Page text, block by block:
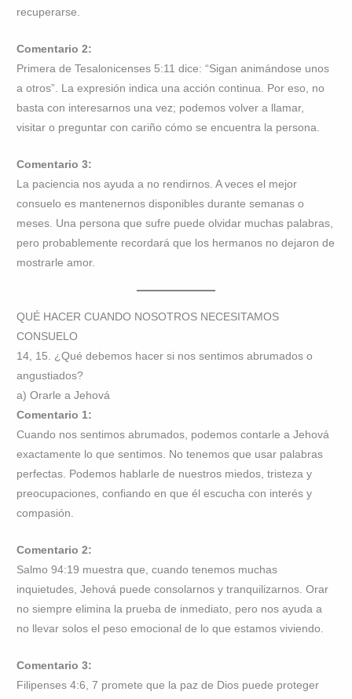
recuperarse.
Comentario 2:
Primera de Tesalonicenses 5:11 dice: “Sigan animándose unos
a otros”. La expresión indica una acción continua. Por eso, no
basta con interesarnos una vez; podemos volver a llamar,
visitar o preguntar con cariño cómo se encuentra la persona.
Comentario 3:
La paciencia nos ayuda a no rendirnos. A veces el mejor
consuelo es mantenernos disponibles durante semanas o
meses. Una persona que sufre puede olvidar muchas palabras,
pero probablemente recordará que los hermanos no dejaron de
mostrarle amor.
QUÉ HACER CUANDO NOSOTROS NECESITAMOS
CONSUELO
14, 15. ¿Qué debemos hacer si nos sentimos abrumados o
angustiados?
a) Orarle a Jehová
Comentario 1:
Cuando nos sentimos abrumados, podemos contarle a Jehová
exactamente lo que sentimos. No tenemos que usar palabras
perfectas. Podemos hablarle de nuestros miedos, tristeza y
preocupaciones, confiando en que él escucha con interés y
compasión.
Comentario 2:
Salmo 94:19 muestra que, cuando tenemos muchas
inquietudes, Jehová puede consolarnos y tranquilizarnos. Orar
no siempre elimina la prueba de inmediato, pero nos ayuda a
no llevar solos el peso emocional de lo que estamos viviendo.
Comentario 3:
Filipenses 4:6, 7 promete que la paz de Dios puede proteger